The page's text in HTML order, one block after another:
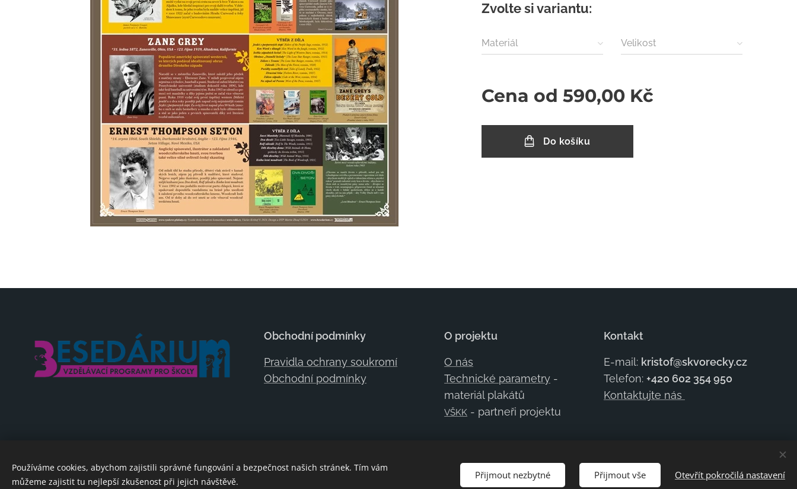
Zvolte si variantu:
Materiál Velikost
Cena od 590,00 Kč
Do košíku
Obchodní podmínky
Pravidla ochrany soukromí
Obchodní podmínky
O projektu
O nás
Technické parametry -
materiál plakátů
VŠKK - partneři projektu
Kontakt
E-mail: kristof@skvorecky.cz
Telefon: +420 602 354 950
Kontaktujte nás
Používáme cookies, abychom zajistili správné fungování a bezpečnost našich stránek. Tím vám
můžeme zajistit tu nejlepší zkušenost při jejich návštěvě.
Přijmout nezbytné Přijmout vše Otevřít pokročilá nastavení